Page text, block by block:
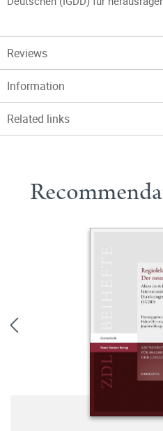
Reviews
Information
Related links